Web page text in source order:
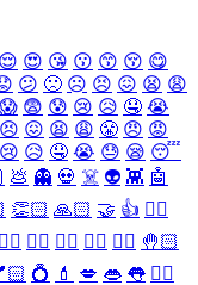
😌 😍 😘 😗 😙 😚 😋
😕 🙁 ☹️ 😣 😖 😫 😩
😨 😰 😢 😥 🤤 😭
😣 😖 😫 😩 😤 😠 😡
😢 😥 🤤 😭 😓 😪 😴
💩 👻 💀 ☠️ 👽 👾 🤖
👏🏻 🙏🏻 🤝 👍 👎🏻
👉🏻 👆🏻 👇🏻 ☝🏻 ✋🏻 🤚🏻
💍 💄 💋 👄 👅 👂🏻